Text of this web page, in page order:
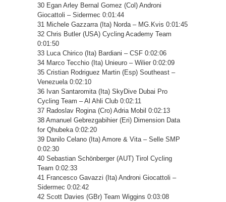
30 Egan Arley Bernal Gomez (Col) Androni
Giocattoli – Sidermec 0:01:44
31 Michele Gazzarra (Ita) Norda – MG.Kvis 0:01:45
32 Chris Butler (USA) Cycling Academy Team
0:01:50
33 Luca Chirico (Ita) Bardiani – CSF 0:02:06
34 Marco Tecchio (Ita) Unieuro – Wilier 0:02:09
35 Cristian Rodriguez Martin (Esp) Southeast –
Venezuela 0:02:10
36 Ivan Santaromita (Ita) SkyDive Dubai Pro
Cycling Team – Al Ahli Club 0:02:11
37 Radoslav Rogina (Cro) Adria Mobil 0:02:13
38 Amanuel Gebrezgabihier (Eri) Dimension Data
for Qhubeka 0:02:20
39 Danilo Celano (Ita) Amore & Vita – Selle SMP
0:02:30
40 Sebastian Schönberger (AUT) Tirol Cycling
Team 0:02:33
41 Francesco Gavazzi (Ita) Androni Giocattoli –
Sidermec 0:02:42
42 Scott Davies (GBr) Team Wiggins 0:03:08